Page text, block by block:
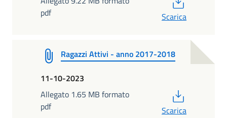
pdf
Scarica
Ragazzi Attivi - anno 2017-2018
11-10-2023
Allegato 1.65 MB formato
pdf
Scarica